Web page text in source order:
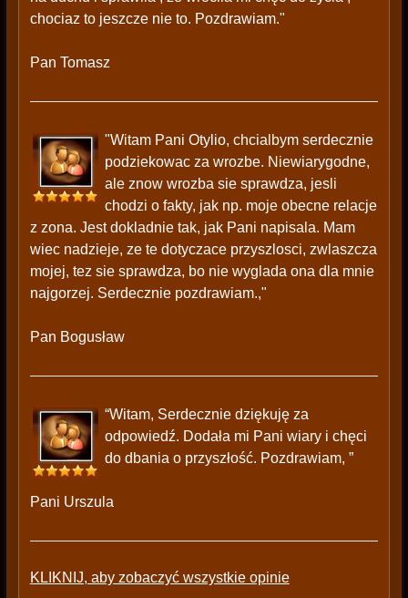
chociaz to jeszcze nie to. Pozdrawiam."
Pan Tomasz
"Witam Pani Otylio, chcialbym serdecznie
podziekowac za wrozbe. Niewiarygodne,
ale znow wrozba sie sprawdza, jesli
chodzi o fakty, jak np. moje obecne relacje
z zona. Jest dokladnie tak, jak Pani napisala. Mam
wiec nadzieje, ze te dotyczace przyszlosci, zwlaszcza
mojej, tez sie sprawdza, bo nie wyglada ona dla mnie
najgorzej. Serdecznie pozdrawiam.,"
Pan Bogusław
“Witam, Serdecznie dziękuję za
odpowiedź. Dodała mi Pani wiary i chęci
do dbania o przyszłość. Pozdrawiam, ”
Pani Urszula
KLIKNIJ, aby zobaczyć wszystkie opinie